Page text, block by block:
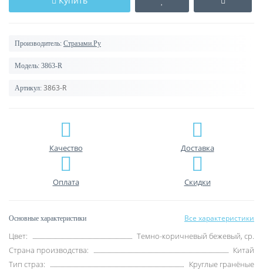
Производитель: Стразами.Ру
Модель: 3863-R
Артикул: 3863-R
Качество Доставка
Оплата Скидки
Основные характеристики Все характеристики
Цвет:
Темно-коричневый бежевый, ср.
Страна производства:
Китай
Тип страз:
Круглые гранёные